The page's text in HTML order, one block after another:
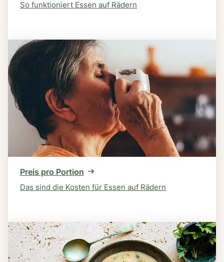
So funktioniert Essen auf Rädern
Preis pro Portion
Das sind die Kosten für Essen auf Rädern